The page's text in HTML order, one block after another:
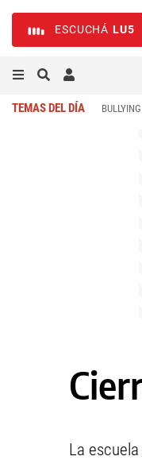
ESCUCHÁ LU5
TEMAS DEL DÍA BULLYING
La